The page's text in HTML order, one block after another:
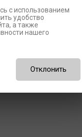
с использованием
удобство
а также
нашего
Отклонить